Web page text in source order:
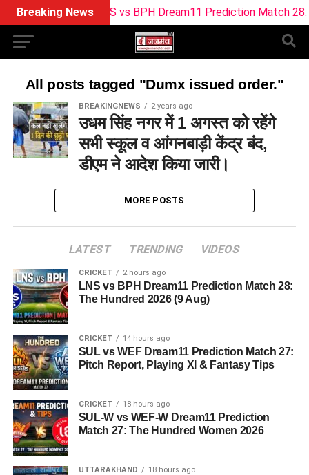
Breaking NewsLNS vs BPH Dream11 Prediction Match 28:
All posts tagged "Dumx issued order."
BREAKINGNEWS 2 years ago
उधम सिंह नगर में 1 अगस्त को रहेंगे
सभी स्कूल व आंगनबाड़ी केंद्र बंद,
डीएम ने आदेश किया जारी।
MORE POSTS
LATEST TRENDING VIDEOS
CRICKET 2 hours ago
LNS vs BPH Dream11 Prediction Match 28:
The Hundred 2026 (9 Aug)
CRICKET 14 hours ago
SUL vs WEF Dream11 Prediction Match 27:
Pitch Report, Playing XI & Fantasy Tips
CRICKET 18 hours ago
SUL-W vs WEF-W Dream11 Prediction
Match 27: The Hundred Women 2026
UTTARAKHAND 18 hours ago